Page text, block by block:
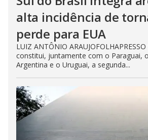
alta incidência de
perde para EUA
LUIZ ANTÔNIO
constitui, juntamente com o Paraguai,
Argentina e o Uruguai, a segunda...